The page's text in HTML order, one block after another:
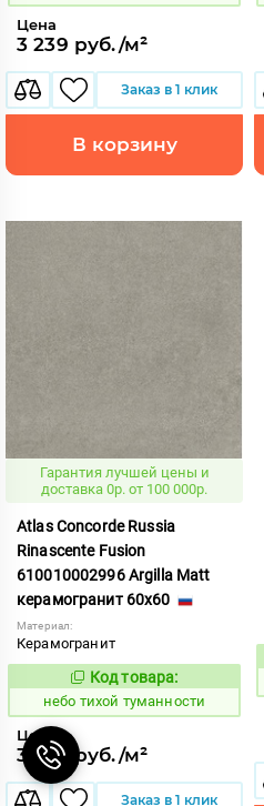
Цена
3 239 руб./м²
Заказ в 1 клик
В корзину
Гарантия лучшей цены и
доставка 0р. от 100 000р.
Atlas Concorde Russia
Rinascente Fusion
610010002996 Argilla Matt
керамогранит 60x60
Материал:
Керамогранит
1122109
Код товара:
небо тихой туманности
Цена
3 593 руб./м²
Заказ в 1 клик